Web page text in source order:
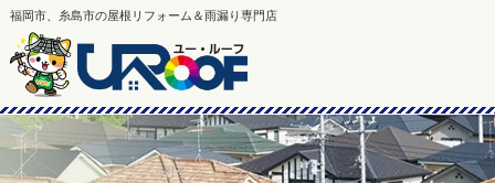
福岡市、糸島市の屋根リフォーム＆雨漏り専門店